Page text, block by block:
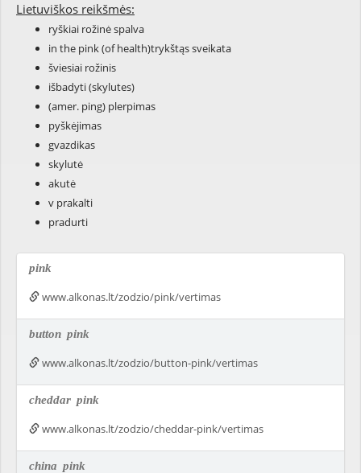
Lietuviškos reikšmės:
ryškiai rožinė spalva
in the pink (of health)trykštąs sveikata
šviesiai rožinis
išbadyti (skylutes)
(amer. ping) plerpimas
pyškėjimas
gvazdikas
skylutė
akutė
v prakalti
pradurti
pink
www.alkonas.lt/zodzio/pink/vertimas
button pink
www.alkonas.lt/zodzio/button-pink/vertimas
cheddar pink
www.alkonas.lt/zodzio/cheddar-pink/vertimas
china pink